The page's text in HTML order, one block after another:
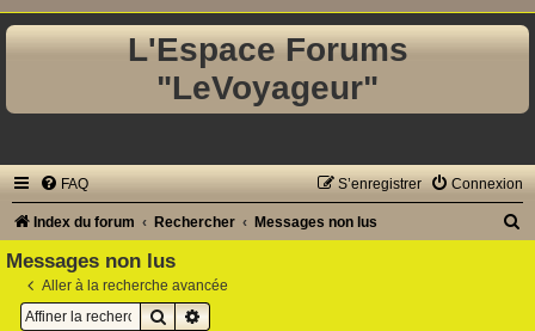
L'Espace Forums
"LeVoyageur"
FAQ Connexion
S’enregistrer
Index du forum Rechercher Messages non lus
Messages non lus
Aller à la recherche avancée
RechercherRecherche avancée